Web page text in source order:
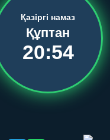
Қазіргі намаз
Құптан
20:54